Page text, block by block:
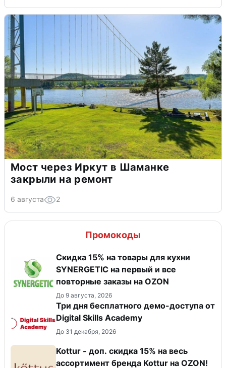
Мост через Иркут в Шаманке
закрыли на ремонт
6 августа 2
Промокоды
Скидка 15% на товары для кухни
SYNERGETIC на первый и все
повторные заказы на OZON
До 9 августа, 2026
Три дня бесплатного демо-доступа от
Digital Skills Academy
До 31 декабря, 2026
Kottur - доп. скидка 15% на весь
ассортимент бренда Kottur на OZON!